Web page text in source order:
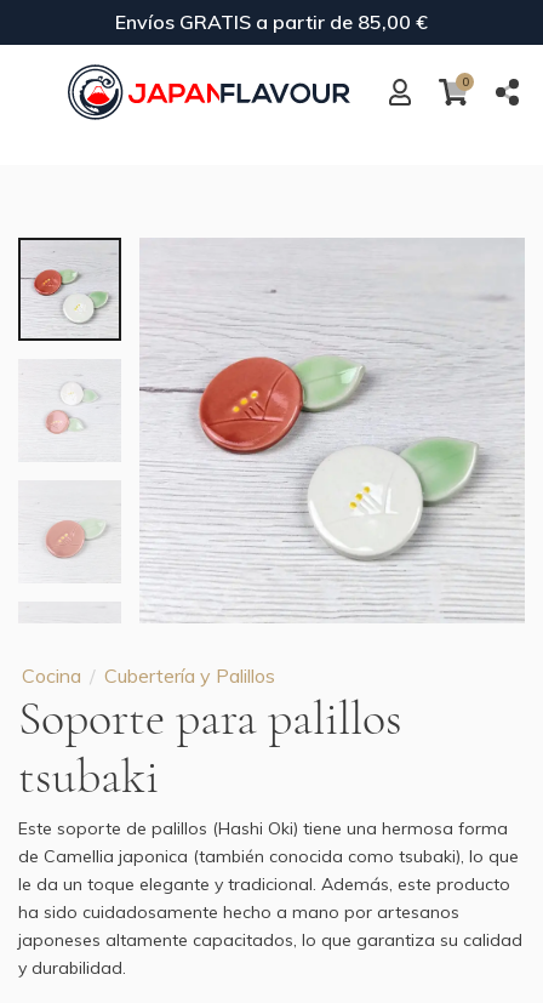
Envíos GRATIS a partir de 85,00 €
0
Cocina Cubertería y Palillos
Soporte para palillos
tsubaki
Este soporte de palillos (Hashi Oki) tiene una hermosa forma
de Camellia japonica (también conocida como tsubaki), lo que
le da un toque elegante y tradicional. Además, este producto
ha sido cuidadosamente hecho a mano por artesanos
japoneses altamente capacitados, lo que garantiza su calidad
y durabilidad.